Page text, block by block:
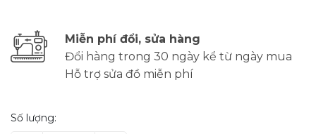
Miễn phí đổi, sửa hàng
Đổi hàng trong 30 ngày kể từ ngày mua
Hỗ trợ sửa đồ miễn phí
Số lượng: